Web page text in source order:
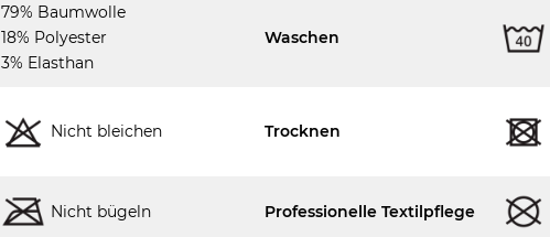
79% Baumwolle
18% Polyester
3% Elasthan
Waschen
Nicht bleichen Trocknen
Nicht bügeln Professionelle Textilpflege